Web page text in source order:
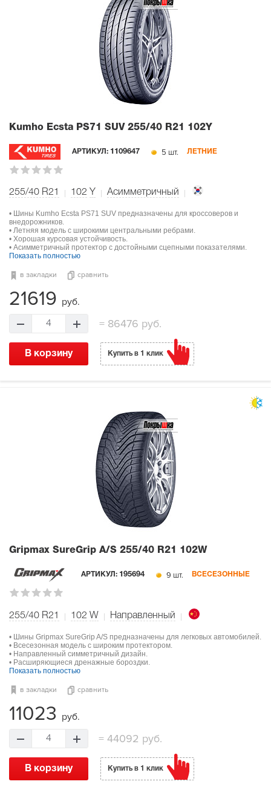
Kumho Ecsta PS71 SUV 255/40 R21 102Y
АРТИКУЛ: 1109647 5 шт. ЛЕТНИЕ
255/40 R21 102 Y Асимметричный
• Шины Kumho Ecsta PS71 SUV предназначены для кроссоверов и
внедорожников.
• Летняя модель с широкими центральными ребрами.
• Хорошая курсовая устойчивость.
• Асимметричный протектор с достойными сцепными показателями.
Показать полностью
в закладки сравнить
21619 руб.
4 = 86476 руб.
В корзину Купить в 1 клик
Gripmax SureGrip A/S 255/40 R21 102W
АРТИКУЛ: 195694 9 шт. ВСЕСЕЗОННЫЕ
255/40 R21 102 W Направленный
• Шины Gripmax SureGrip A/S предназначены для легковых автомобилей.
• Всесезонная модель с широким протектором.
• Направленный симметричный дизайн.
• Расширяющиеся дренажные бороздки.
Показать полностью
в закладки сравнить
11023 руб.
4 = 44092 руб.
В корзину Купить в 1 клик